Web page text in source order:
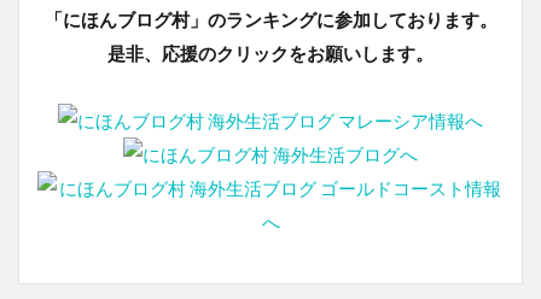
「にほんブログ村」のランキングに参加しております。
是非、応援のクリックをお願いします。